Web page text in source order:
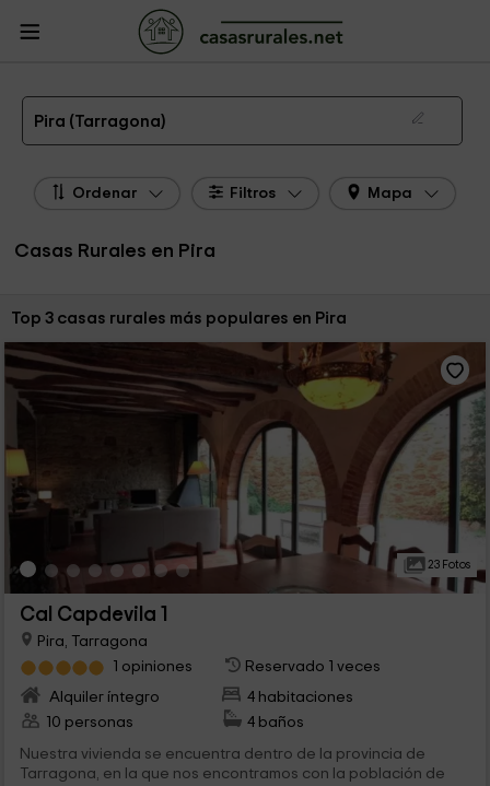
Casas Rurales
Tarragona
Casas Rurales Pira
Las 3 mejores casas rurales en Pira de 2026
Pira (Tarragona)
Ordenar Filtros Mapa
Casas Rurales en Pira
Ordenar por:
Top 3 casas rurales más populares en Pira
23 Fotos
Cal Capdevila 1
Pira, Tarragona
1 opiniones
Reservado 1 veces
Alquiler íntegro
4 habitaciones
10 personas
4 baños
Nuestra vivienda se encuentra dentro de la provincia de
Tarragona, en la que nos encontramos con la población de